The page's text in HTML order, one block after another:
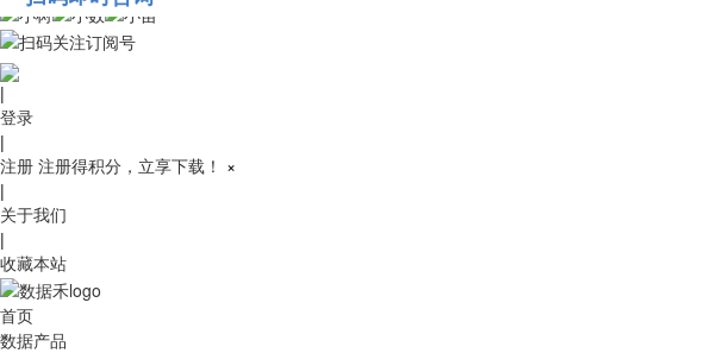
010-53689091
|
登录
|
注册 注册得积分，立享下载！ ×
|
关于我们
|
收藏本站
首页
数据产品